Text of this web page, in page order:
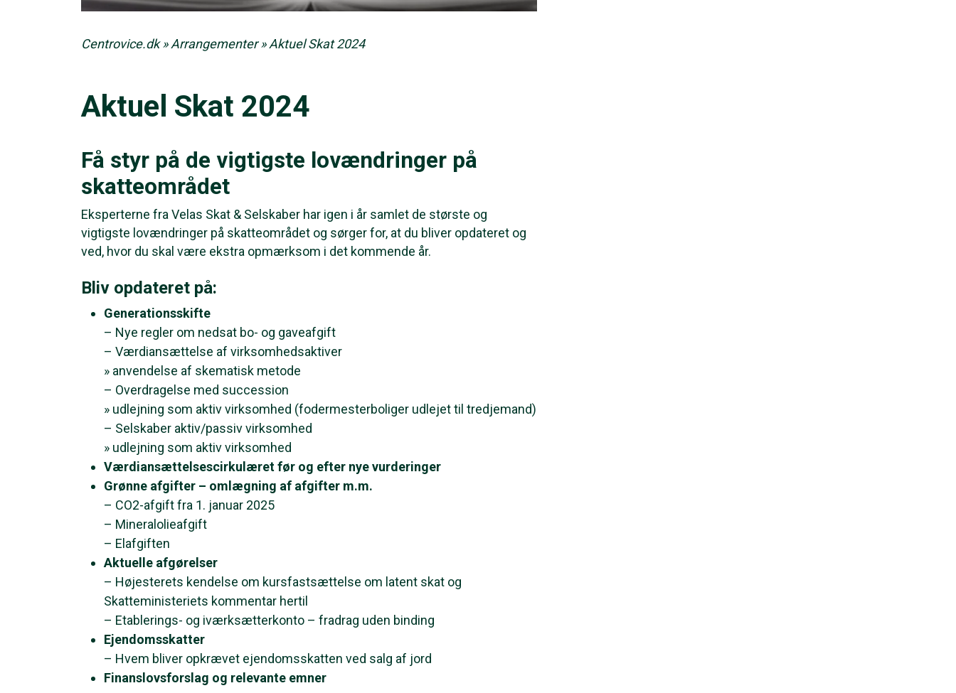
Centrovice.dk»Arrangementer»Aktuel Skat 2024
Aktuel Skat 2024
Få styr på de vigtigste lovændringer på
skatteområdet
Eksperterne fra Velas Skat & Selskaber har igen i år samlet de største og
vigtigste lovændringer på skatteområdet og sørger for, at du bliver opdateret og
ved, hvor du skal være ekstra opmærksom i det kommende år.
Bliv opdateret på:
Generationsskifte
– Nye regler om nedsat bo- og gaveafgift
– Værdiansættelse af virksomhedsaktiver
» anvendelse af skematisk metode
– Overdragelse med succession
» udlejning som aktiv virksomhed (fodermesterboliger udlejet til tredjemand)
– Selskaber aktiv/passiv virksomhed
» udlejning som aktiv virksomhed
Værdiansættelsescirkulæret før og efter nye vurderinger
Grønne afgifter – omlægning af afgifter m.m.
– CO2-afgift fra 1. januar 2025
– Mineralolieafgift
– Elafgiften
Aktuelle afgørelser
– Højesterets kendelse om kursfastsættelse om latent skat og
Skatteministeriets kommentar hertil
– Etablerings- og iværksætterkonto – fradrag uden binding
Ejendomsskatter
– Hvem bliver opkrævet ejendomsskatten ved salg af jord
Finanslovsforslag og relevante emner